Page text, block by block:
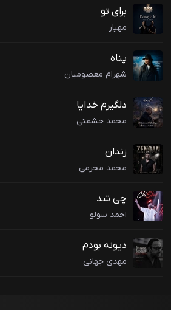
برای تو
مهیار
پناه
شهرام معصومیان
دلگیرم خدایا
محمد حشمتی
زندان
محمد محرمی
چی شد
احمد سولو
دیونه بودم
مهدی جهانی